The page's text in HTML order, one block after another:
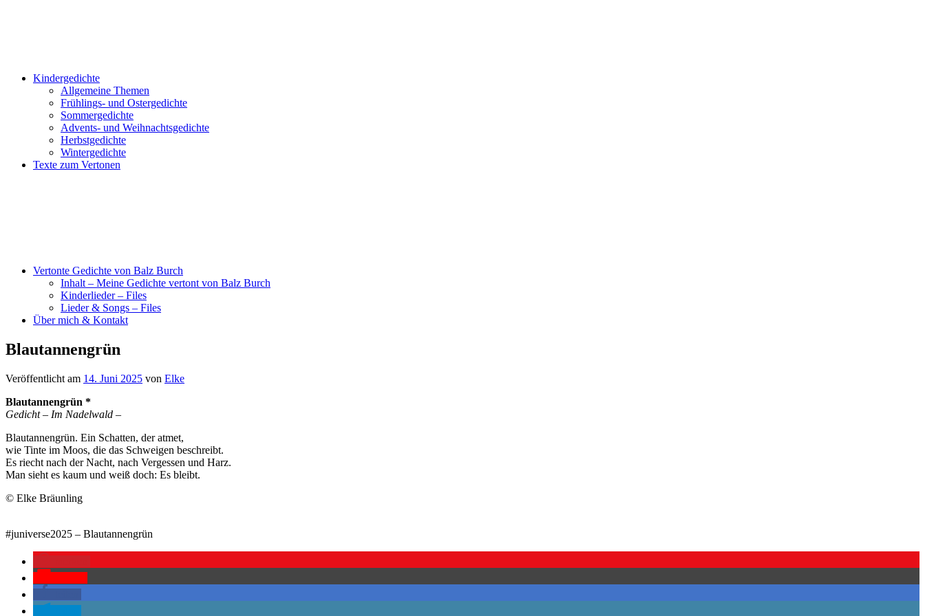
Kindergedichte
Allgemeine Themen
Frühlings- und Ostergedichte
Sommergedichte
Advents- und Weihnachtsgedichte
Herbstgedichte
Wintergedichte
Texte zum Vertonen
Vertonte Gedichte von Balz Burch
Inhalt – Meine Gedichte vertont von Balz Burch
Kinderlieder – Files
Lieder & Songs – Files
Über mich & Kontakt
Blautannengrün
Veröffentlicht am 14. Juni 2025 von Elke
Blautannengrün *
Gedicht – Im Nadelwald –
Blautannengrün. Ein Schatten, der atmet,
wie Tinte im Moos, die das Schweigen beschreibt.
Es riecht nach der Nacht, nach Vergessen und Harz.
Man sieht es kaum und weiß doch: Es bleibt.
© Elke Bräunling
#juniverse2025 – Blautannengrün